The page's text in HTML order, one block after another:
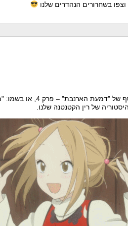
בשחרורים הנהדרים שלנו
הארנבת" – פרק 4, או בשמו: "מכתב".
של רין הקטנטנה שלנו.